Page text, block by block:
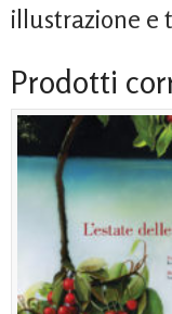
illustrazione e
Prodotti